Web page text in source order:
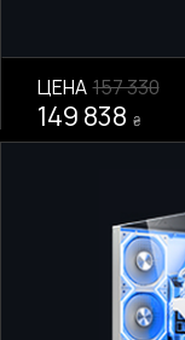
ЦЕНА 157 330
149 838 ₴